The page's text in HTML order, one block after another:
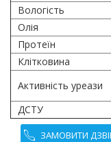
Вологість
Олія
Протеїн
Клітковина
Активність уреази
ДСТУ
ЗАМОВИТИ